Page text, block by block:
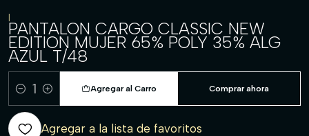
|
PANTALON CARGO CLASSIC NEW
EDITION MUJER 65% POLY 35% ALG
AZUL T/48
Cantidad
Agregar al Carro Comprar ahora
Agregar a la lista de favoritos